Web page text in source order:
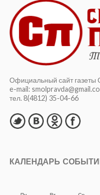
Официальный сайт газеты
e-mail:
тел. 8(4812) 35-04-66
КАЛЕНДАРЬ